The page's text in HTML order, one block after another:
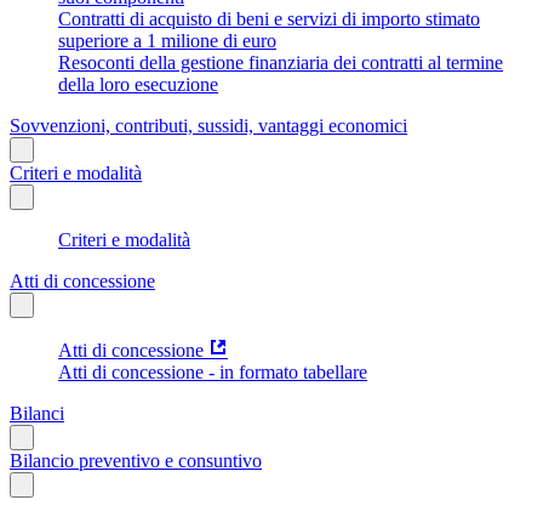
Contratti di acquisto di beni e servizi di importo stimato
superiore a 1 milione di euro
Resoconti della gestione finanziaria dei contratti al termine
della loro esecuzione
Sovvenzioni, contributi, sussidi, vantaggi economici
Criteri e modalità
Criteri e modalità
Atti di concessione
Atti di concessione
Atti di concessione - in formato tabellare
Bilanci
Bilancio preventivo e consuntivo